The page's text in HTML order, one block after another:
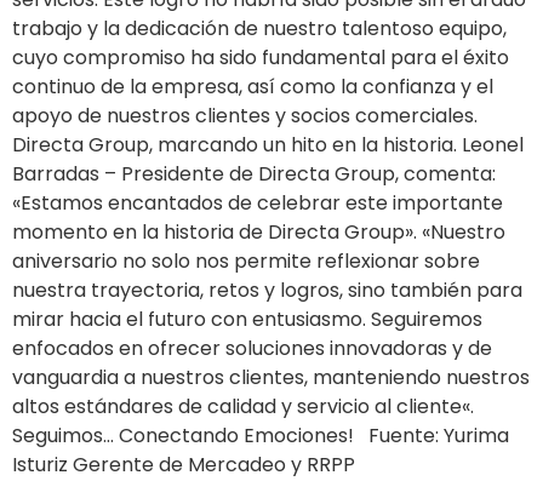
trabajo y la dedicación de nuestro talentoso equipo,
cuyo compromiso ha sido fundamental para el éxito
continuo de la empresa, así como la confianza y el
apoyo de nuestros clientes y socios comerciales.
Directa Group, marcando un hito en la historia. Leonel
Barradas – Presidente de Directa Group, comenta:
«Estamos encantados de celebrar este importante
momento en la historia de Directa Group». «Nuestro
aniversario no solo nos permite reflexionar sobre
nuestra trayectoria, retos y logros, sino también para
mirar hacia el futuro con entusiasmo. Seguiremos
enfocados en ofrecer soluciones innovadoras y de
vanguardia a nuestros clientes, manteniendo nuestros
altos estándares de calidad y servicio al cliente«.
Seguimos… Conectando Emociones! Fuente: Yurima
Isturiz Gerente de Mercadeo y RRPP